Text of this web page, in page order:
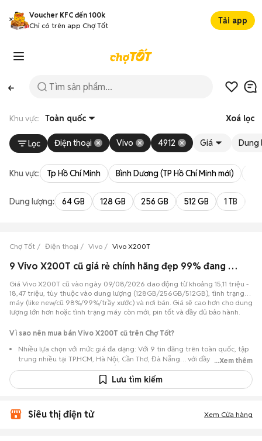
Voucher KFC đến 100k
Chỉ có trên app Chợ Tốt
Tải app
Khu vực: Toàn quốc Xoá lọc
Lọc Điện thoại Vivo 4912 Giá Dung
Khu vực: Tp Hồ Chí Minh Bình Dương (TP Hồ Chí Minh mới)
Dung lượng: 64 GB 128 GB 256 GB 512 GB 1 TB
Chợ Tốt Điện thoại Vivo Vivo X200T
9 Vivo X200T cũ giá rẻ chính hãng đẹp 99% đang bán 08/2026
Giá Vivo X200T cũ vào ngày 09/08/2026 dao động từ khoảng 15,11 triệu -
18,47 triệu, tùy thuộc vào dung lượng (128GB/256GB/512GB), tình trạng
máy (like new/cũ 98%/99%/trầy xước) và nơi bán. Giá sẽ cao hơn cho dung
lượng lớn hơn hoặc tình trạng máy còn mới, pin tốt và đầy đủ bảo hành.
Vì sao nên mua bán Vivo X200T cũ trên Chợ Tốt?
Nhiều lựa chọn với mức giá đa dạng: Với 9 tin đăng trên toàn quốc, tập
trung nhiều tại TP.HCM, Hà Nội, Cần Thơ, Đà Nẵng… với đầy đủ phiên
bản dung lượng và các màu sắc phong phú. Giá tham khảo khoảng 15,11
triệu - 18,47 triệu từ cá nhân và cửa hàng uy tín; người mua Vivo X200T
cũ có thể trao đổi trực tiếp để chốt mức giá phù hợp ngân sách.
cấp hội tụ tinh hoa về camera Zeiss, thiết kế sang trọng và cấu hình
mạnh mẽ hàng đầu. đáp ứng tốt nhu cầu sử dụng lâu dài và ổn định.
...Xem thêm
Lưu tìm kiếm
Siêu thị điện tử Xem Cửa hàng